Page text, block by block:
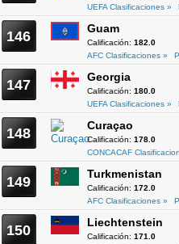
UEFA Clasificaciones »
146 Guam
Calificación: 182.0
AFC Clasificaciones »
147 Georgia
Calificación: 180.0
UEFA Clasificaciones »
148 Curaçao
Calificación: 178.0
CONCACAF
149 Turkmenistan
Calificación: 172.0
AFC Clasificaciones »
150 Liechtenstein
Calificación: 171.0